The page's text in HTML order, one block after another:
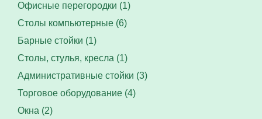
Офисные перегородки (1)
Столы компьютерные (6)
Барные стойки (1)
Столы, стулья, кресла (1)
Административные стойки (3)
Торговое оборудование (4)
Окна (2)